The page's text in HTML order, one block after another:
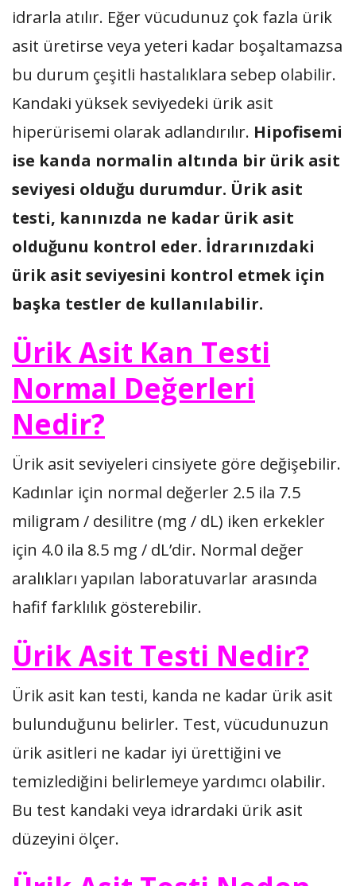
idrarla atılır. Eğer vücudunuz çok fazla ürik
asit üretirse veya yeteri kadar boşaltamazsa
bu durum çeşitli hastalıklara sebep olabilir.
Kandaki yüksek seviyedeki ürik asit
hiperürisemi olarak adlandırılır. Hipofisemi
ise kanda normalin altında bir ürik asit
seviyesi olduğu durumdur. Ürik asit
testi, kanınızda ne kadar ürik asit
olduğunu kontrol eder. İdrarınızdaki
ürik asit seviyesini kontrol etmek için
başka testler de kullanılabilir.
Ürik Asit Kan Testi
Normal Değerleri
Nedir?
Ürik asit seviyeleri cinsiyete göre değişebilir.
Kadınlar için normal değerler 2.5 ila 7.5
miligram / desilitre (mg / dL) iken erkekler
için 4.0 ila 8.5 mg / dL’dir. Normal değer
aralıkları yapılan laboratuvarlar arasında
hafif farklılık gösterebilir.
Ürik Asit Testi Nedir?
Ürik asit kan testi, kanda ne kadar ürik asit
bulunduğunu belirler. Test, vücudunuzun
ürik asitleri ne kadar iyi ürettiğini ve
temizlediğini belirlemeye yardımcı olabilir.
Bu test kandaki veya idrardaki ürik asit
düzeyini ölçer.